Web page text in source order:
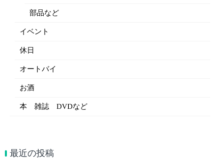
部品など
イベント
休日
オートバイ
お酒
本 雑誌 DVDなど
最近の投稿